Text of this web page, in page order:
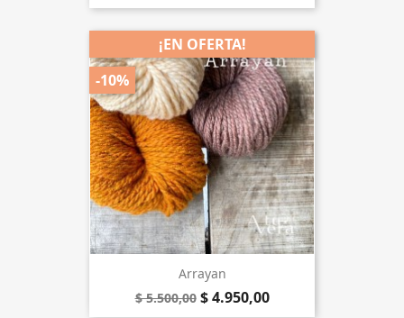
Arrayan
$ 5.500,00 $ 4.950,00
¡EN OFERTA!
-10%